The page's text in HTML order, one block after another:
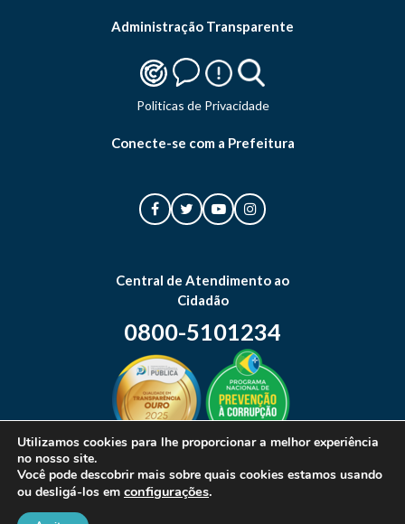
Administração Transparente
Politicas de Privacidade
Conecte-se com a Prefeitura
Central de Atendimento ao
Cidadão
0800-5101234
Utilizamos cookies para lhe proporcionar a melhor experiência
no nosso site.
Você pode descobrir mais sobre quais cookies estamos usando
ou desligá-los em configurações.